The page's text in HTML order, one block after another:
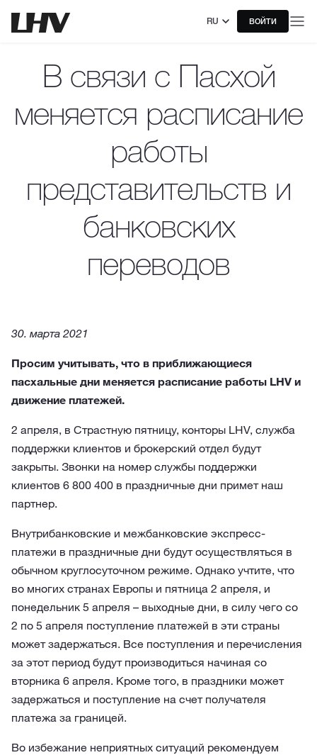
RU ВОЙТИ
В связи с Пасхой
меняется расписание
работы
представительств и
банковских
переводов
30. мартa 2021
Просим учитывать, что в приближающиеся
пасхальные дни меняется расписание работы LHV и
движение платежей.
2 апреля, в Страстную пятницу, конторы LHV, служба
поддержки клиентов и брокерский отдел будут
закрыты. Звонки на номер службы поддержки
клиентов 6 800 400 в праздничные дни примет наш
партнер.
Внутрибанковские и межбанковские экспресс-
платежи в праздничные дни будут осуществляться в
обычном круглосуточном режиме. Однако учтите, что
во многих странах Европы и пятница 2 апреля, и
понедельник 5 апреля – выходные дни, в силу чего со
2 по 5 апреля поступление платежей в эти страны
может задержаться. Все поступления и перечисления
за этот период будут производиться начиная со
вторника 6 апреля. Кроме того, в праздники может
задержаться и поступление на счет получателя
платежа за границей.
Во избежание неприятных ситуаций рекомендуем